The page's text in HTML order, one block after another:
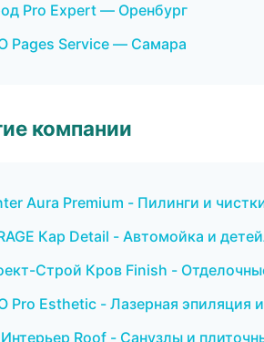
Pro Expert — Оренбург
Pages Service — Самара
компании
Aura Premium - Пилинги и
Кар Detail - Автомойка и
Строй Кров Finish -
Pro Esthetic - Лазерная эпиляция
Roof - Санузлы и